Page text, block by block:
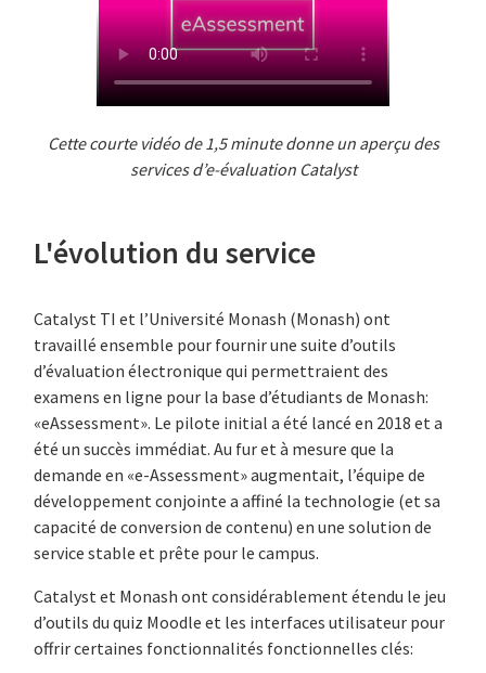
Cette courte vidéo de 1,5 minute donne un aperçu des
services d’e-évaluation Catalyst
L'évolution du service
Catalyst TI et l’Université Monash (Monash) ont
travaillé ensemble pour fournir une suite d’outils
d’évaluation électronique qui permettraient des
examens en ligne pour la base d’étudiants de Monash:
«eAssessment». Le pilote initial a été lancé en 2018 et a
été un succès immédiat. Au fur et à mesure que la
demande en «e-Assessment» augmentait, l’équipe de
développement conjointe a affiné la technologie (et sa
capacité de conversion de contenu) en une solution de
service stable et prête pour le campus.
Catalyst et Monash ont considérablement étendu le jeu
d’outils du quiz Moodle et les interfaces utilisateur pour
offrir certaines fonctionnalités fonctionnelles clés: